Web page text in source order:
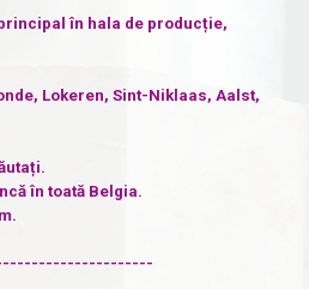
în hala de producție,
Lokeren, Sint-Niklaas, Aalst,
în toată Belgia.